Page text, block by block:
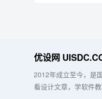
优设网
2012年成立至今，是
看设计文章，学软件